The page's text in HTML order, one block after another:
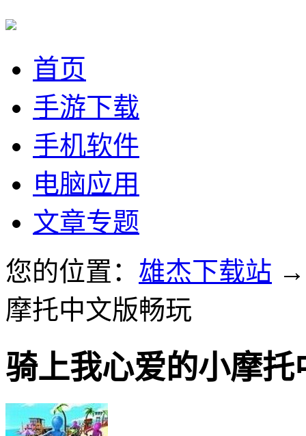
首页
手游下载
手机软件
电脑应用
文章专题
您的位置： 雄杰下载站
摩托中文版畅玩
骑上我心爱的小摩托